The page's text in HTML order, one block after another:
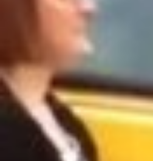
Name:
E-Mail-Adresse (optional):
Kommentar: